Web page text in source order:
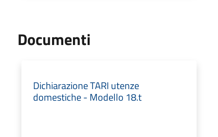
Documenti
Dichiarazione TARI utenze
domestiche - Modello 18.t